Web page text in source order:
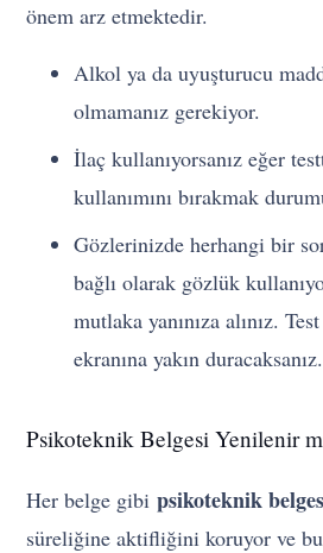
önem arz etmektedir.
Alkol ya da uyuşturucu
olmamanız gerekiyor.
İlaç kullanıyorsanız eğer
kullanımını bırakmak
Gözlerinizde herhangi bir
bağlı olarak gözlük
mutlaka yanınıza alınız.
ekranına yakın duracaksanız.
Psikoteknik Belgesi Yenilenir
Her belge gibipsikoteknik
süreliğine aktifliğini koruyor ve